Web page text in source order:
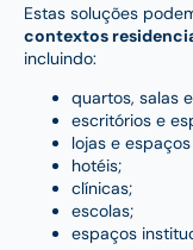
Estas soluções
contextos
incluindo:
quartos, salas
escritórios e
lojas e
hotéis;
clínicas;
escolas;
espaços